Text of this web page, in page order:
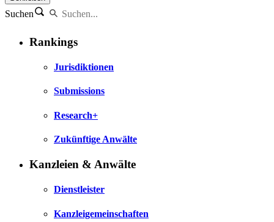
Suchen
Rankings
Jurisdiktionen
Submissions
Research+
Zukünftige Anwälte
Kanzleien & Anwälte
Dienstleister
Kanzleigemeinschaften